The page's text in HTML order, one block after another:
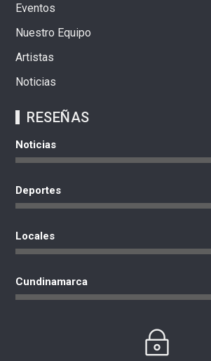
Eventos
Nuestro Equipo
Artistas
Noticias
RESEÑAS
Noticias
Deportes
Locales
Cundinamarca